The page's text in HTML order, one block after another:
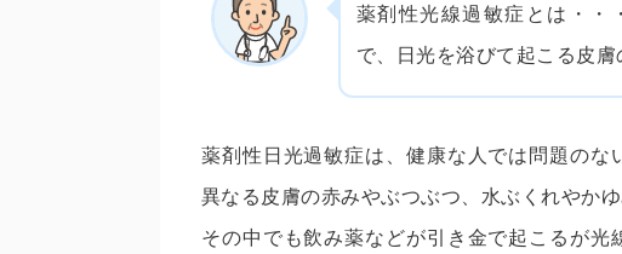
薬剤性光線過敏症とは・・
で、日光を浴びて起こる皮膚
薬剤性日光過敏症は、健康な人では問題の
異なる皮膚の赤みやぶつぶつ、水ぶくれやかゆ
その中でも飲み薬などが引き金で起こるが